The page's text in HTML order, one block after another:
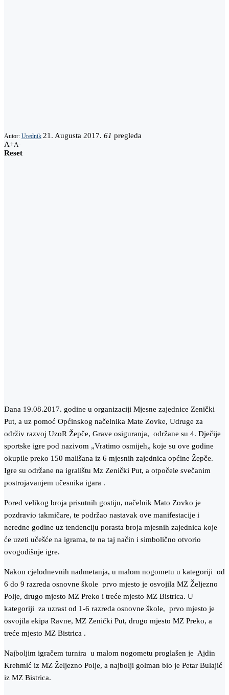
Autor: Urednik 21. Augusta 2017. 61 pregleda
A+A-
Reset
Dana 19.08.2017. godine u organizaciji Mjesne zajednice Zenički
Put, a uz pomoć Općinskog načelnika Mate Zovke, Udruge za
održiv razvoj UzoR Žepče, Grave osiguranja, održane su 4. Dječije
sportske igre pod nazivom „Vratimo osmijeh„ koje su ove godine
okupile preko 150 mališana iz 6 mjesnih zajednica općine Žepče.
Igre su održane na igralištu Mz Zenički Put, a otpočele svečanim
postrojavanjem učesnika igara .
Pored velikog broja prisutnih gostiju, načelnik Mato Zovko je
pozdravio takmičare, te podržao nastavak ove manifestacije i
neredne godine uz tendenciju porasta broja mjesnih zajednica koje
će uzeti učešće na igrama, te na taj način i simbolično otvorio
ovogodišnje igre.
Nakon cjelodnevnih nadmetanja, u malom nogometu u kategoriji od
6 do 9 razreda osnovne škole prvo mjesto je osvojila MZ Željezno
Polje, drugo mjesto MZ Preko i treće mjesto MZ Bistrica. U
kategoriji za uzrast od 1-6 razreda osnovne škole, prvo mjesto je
osvojila ekipa Ravne, MZ Zenički Put, drugo mjesto MZ Preko, a
treće mjesto MZ Bistrica .
Najboljim igračem turnira u malom nogometu proglašen je Ajdin
Krehmić iz MZ Željezno Polje, a najbolji golman bio je Petar Bulajić
iz MZ Bistrica.